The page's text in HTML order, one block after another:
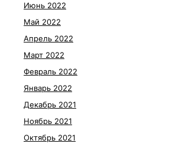
Июнь 2022
Май 2022
Апрель 2022
Март 2022
Февраль 2022
Январь 2022
Декабрь 2021
Ноябрь 2021
Октябрь 2021